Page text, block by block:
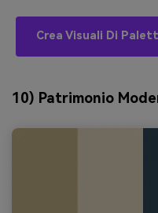
Crea Visuali Di
10) Patrimonio